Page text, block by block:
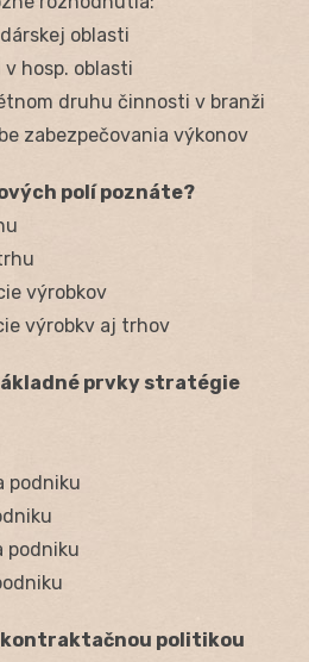
oblasti
hosp. oblasti
druhu činnosti v branži
zabezpečovania výkonov
polí poznáte?
výrobkov
výrobkv aj trhov
prvky stratégie
podniku
podniku
kontraktačnou politikou